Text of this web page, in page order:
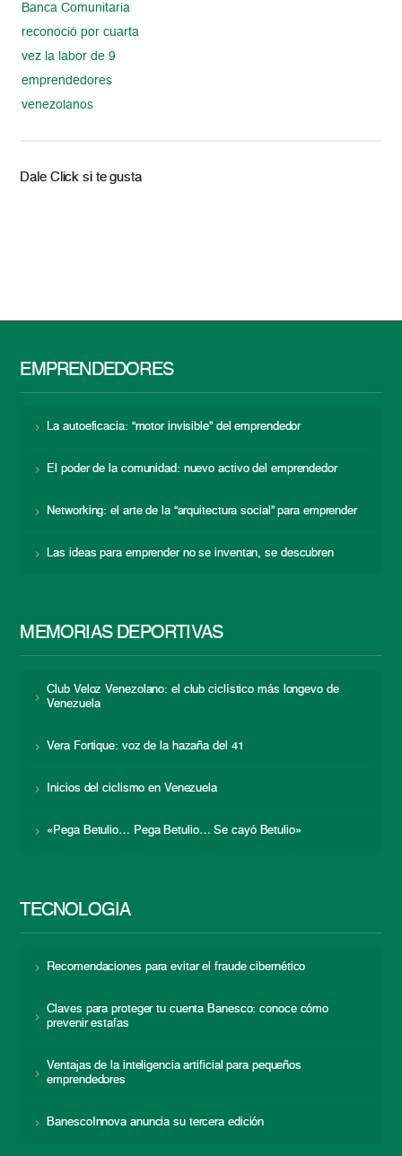
Banca Comunitaria
reconoció por cuarta
vez la labor de 9
emprendedores
venezolanos
Dale Click si te gusta
EMPRENDEDORES
La autoeficacia: “motor invisible” del emprendedor
El poder de la comunidad: nuevo activo del emprendedor
Networking: el arte de la “arquitectura social” para emprender
Las ideas para emprender no se inventan, se descubren
MEMORIAS DEPORTIVAS
Club Veloz Venezolano: el club ciclístico más longevo de
Venezuela
Vera Fortique: voz de la hazaña del 41
Inicios del ciclismo en Venezuela
«Pega Betulio… Pega Betulio… Se cayó Betulio»
TECNOLOGÍA
Recomendaciones para evitar el fraude cibernético
Claves para proteger tu cuenta Banesco: conoce cómo
prevenir estafas
Ventajas de la inteligencia artificial para pequeños
emprendedores
BanescoInnova anuncia su tercera edición